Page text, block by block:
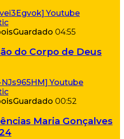
Guardado 04:55
do Corpo de Deus
Guardado 00:52
Maria Gonçalves